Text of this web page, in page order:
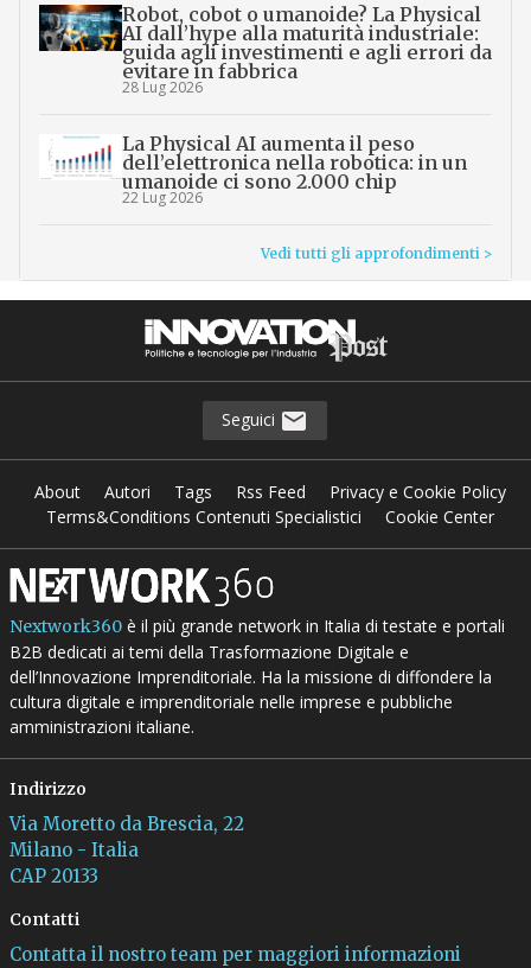
Robot, cobot o umanoide? La Physical
AI dall’hype alla maturità industriale:
guida agli investimenti e agli errori da
evitare in fabbrica
28 Lug 2026
La Physical AI aumenta il peso
dell’elettronica nella robotica: in un
umanoide ci sono 2.000 chip
22 Lug 2026
Vedi tutti gli approfondimenti >
Seguici
About Autori Tags Rss Feed
Privacy e Cookie Policy
Terms&Conditions Contenuti Specialistici
Cookie Center
Nextwork360è il più grande network in Italia di testate e portali
B2B dedicati ai temi della Trasformazione Digitale e
dell’Innovazione Imprenditoriale. Ha la missione di diffondere la
cultura digitale e imprenditoriale nelle imprese e pubbliche
amministrazioni italiane.
Indirizzo
Via Moretto da Brescia, 22
Milano - Italia
CAP 20133
Contatti
Contatta il nostro team per maggiori informazioni